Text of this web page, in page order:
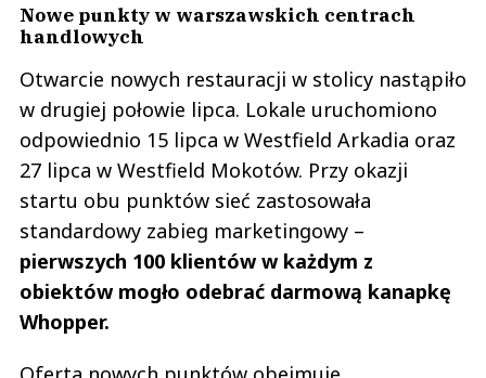
Nowe punkty w warszawskich centrach
handlowych
Otwarcie nowych restauracji w stolicy nastąpiło
w drugiej połowie lipca. Lokale uruchomiono
odpowiednio 15 lipca w Westfield Arkadia oraz
27 lipca w Westfield Mokotów. Przy okazji
startu obu punktów sieć zastosowała
standardowy zabieg marketingowy –
pierwszych 100 klientów w każdym z
obiektów mogło odebrać darmową kanapkę
Whopper.